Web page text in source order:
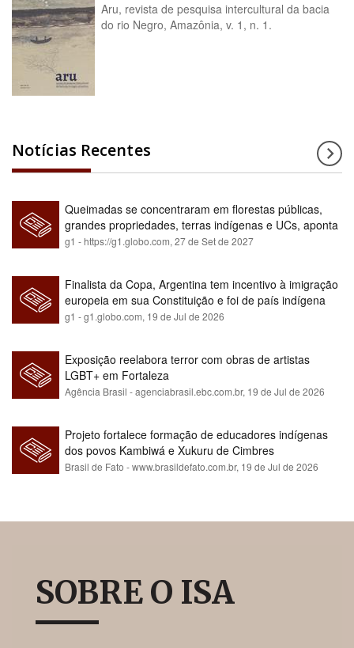
Aru, revista de pesquisa intercultural da bacia
do rio Negro, Amazônia, v. 1, n. 1.
Notícias Recentes
Queimadas se concentraram em florestas públicas,
grandes propriedades, terras indígenas e UCs, aponta
relatório
g1 - https://g1.globo.com,27 de Set de 2027
Finalista da Copa, Argentina tem incentivo à imigração
europeia em sua Constituição e foi de país indígena
para maioria branca
g1 - g1.globo.com, 19 de Jul de 2026
Exposição reelabora terror com obras de artistas
LGBT+ em Fortaleza
Agência Brasil - agenciabrasil.ebc.com.br, 19 de Jul de 2026
Projeto fortalece formação de educadores indígenas
dos povos Kambiwá e Xukuru de Cimbres
Brasil de Fato - www.brasildefato.com.br, 19 de Jul de 2026
SOBRE O ISA